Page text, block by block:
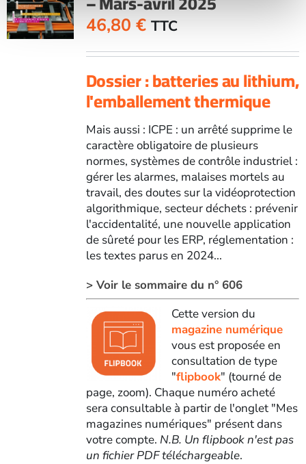
46,80 € TTC
Dossier : batteries au lithium,
l'emballement thermique
Mais aussi : ICPE : un arrêté supprime le
caractère obligatoire de plusieurs
normes, systèmes de contrôle industriel :
gérer les alarmes, malaises mortels au
travail, des doutes sur la vidéoprotection
algorithmique, secteur déchets : prévenir
l'accidentalité, une nouvelle application
de sûreté pour les ERP, réglementation :
les textes parus en 2024...
> Voir le sommaire du n° 606
Cette version du
magazine numérique
vous est proposée en
consultation de type
"flipbook" (tourné de
page, zoom). Chaque numéro acheté
sera consultable à partir de l'onglet "Mes
magazines numériques" présent dans
votre compte. N.B. Un flipbook n'est pas
un fichier PDF téléchargeable.